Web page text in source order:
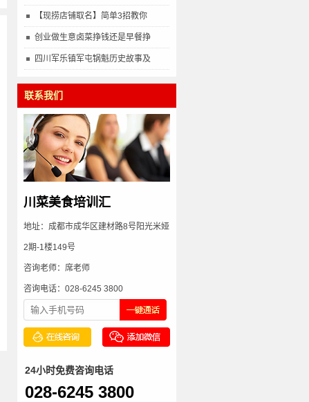
【现捞店铺取名】简单3招教你
创业做生意卤菜挣钱还是早餐挣
四川军乐镇军屯锅魁历史故事及
联系我们
川菜美食培训汇
地址：成都市成华区建材路8号阳光米娅
2期-1楼149号
咨询老师：席老师
咨询电话：028-6245 3800
24小时免费咨询电话
028-6245 3800